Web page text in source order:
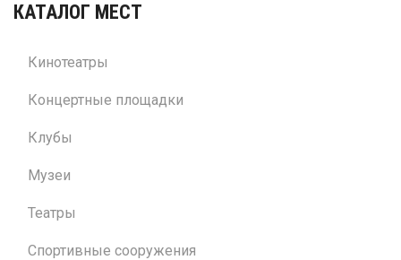
КАТАЛОГ МЕСТ
Кинотеатры
Концертные площадки
Клубы
Музеи
Театры
Спортивные сооружения